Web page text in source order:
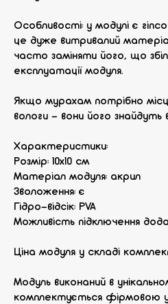
Особливості: у модулі є
це дуже витривалий
часто заміняти його, що
експлуатації модуля.
Якщо мурахам потрібно
вологи - вони його знайдуть
Характеристики:
Розмір: 10х10 см
Матеріал модуля: акрил
Зволоження: є
Гідро-відсік: PVA
Можливість підключення
Ціна модуля у складі
Модуль виконаний в
комплектується фірмовою